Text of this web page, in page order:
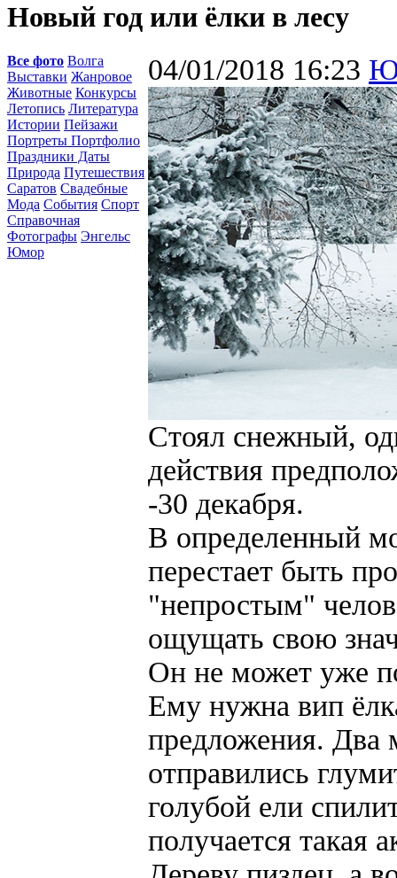
Новый год или ёлки в лесу
Все фото Волга
Выставки Жанровое
Животные Конкурсы
Летопись Литература
Истории Пейзажи
Портреты Портфолио
Праздники Даты
Природа Путешествия
Саратов Свадебные
Мода События Спорт
Справочная
Фотографы Энгельс
Юмор
04/01/2018 16:23
Стоял снежный,
действия
-30 декабря.
В определенный
перестает быть
"непростым"
ощущать свою
Он не может уже
Ему нужна вип
предложения. Два
отправились
голубой ели
получается такая